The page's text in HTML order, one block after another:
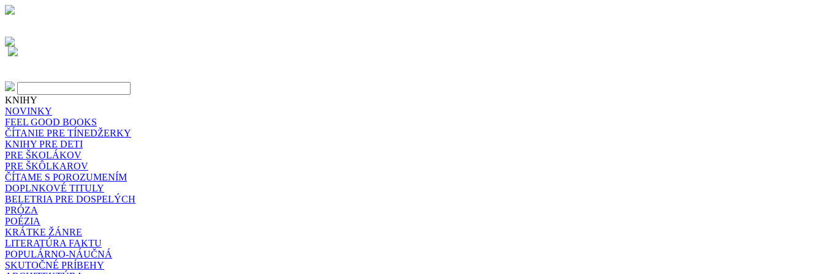
KNIHY
NOVINKY
FEEL GOOD BOOKS
ČÍTANIE PRE TÍNEDŽERKY
KNIHY PRE DETI
PRE ŠKOLÁKOV
PRE ŠKÔLKAROV
ČÍTAME S POROZUMENÍM
DOPLNKOVÉ TITULY
BELETRIA PRE DOSPELÝCH
PRÓZA
POÉZIA
KRÁTKE ŽÁNRE
LITERATÚRA FAKTU
POPULÁRNO-NÁUČNÁ
SKUTOČNÉ PRÍBEHY